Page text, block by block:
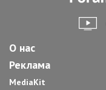
О нас
Реклама
MediaKit